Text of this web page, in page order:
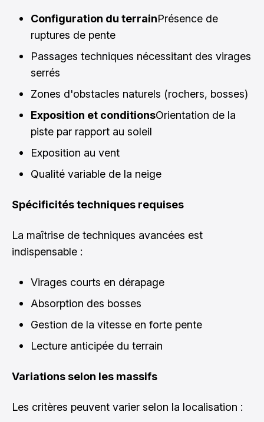
Configuration du terrainPrésence de
ruptures de pente
Passages techniques nécessitant des virages
serrés
Zones d'obstacles naturels (rochers, bosses)
Exposition et conditionsOrientation de la
piste par rapport au soleil
Exposition au vent
Qualité variable de la neige
Spécificités techniques requises
La maîtrise de techniques avancées est
indispensable :
Virages courts en dérapage
Absorption des bosses
Gestion de la vitesse en forte pente
Lecture anticipée du terrain
Variations selon les massifs
Les critères peuvent varier selon la localisation :